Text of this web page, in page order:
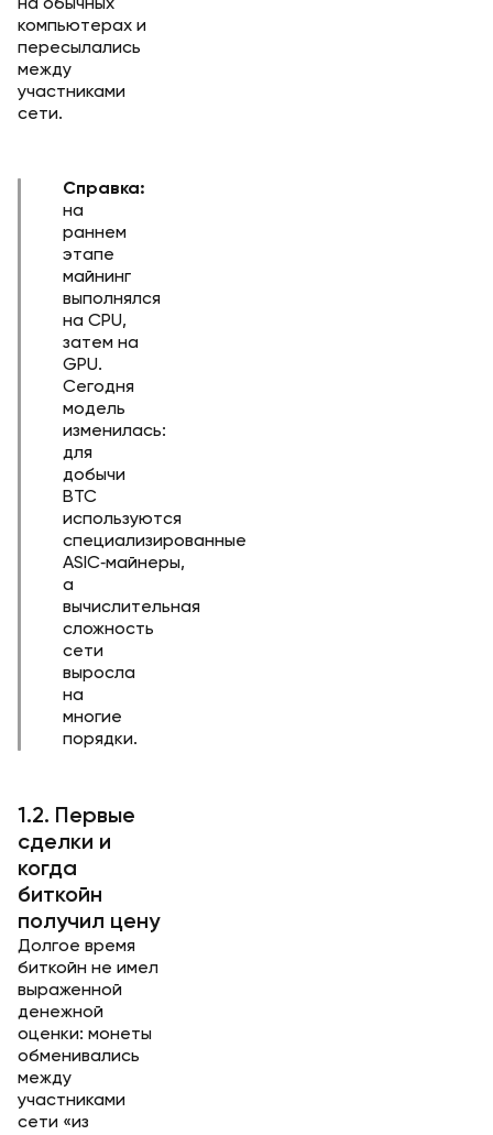
на обычных
компьютерах и
пересылались
между
участниками
сети.
Справка:
на
раннем
этапе
майнинг
выполнялся
на CPU,
затем на
GPU.
Сегодня
модель
изменилась:
для
добычи
BTC
используются
специализированные
ASIC‑майнеры,
а
вычислительная
сложность
сети
выросла
на
многие
порядки.
1.2. Первые
сделки и
когда
биткойн
получил цену
Долгое время
биткойн не имел
выраженной
денежной
оценки: монеты
обменивались
между
участниками
сети «из